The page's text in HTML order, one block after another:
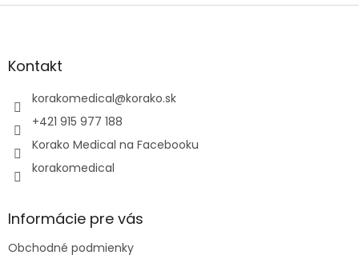
Z
äKontakt
korakomedical@korako.sk
+421 915 977 188
Korako Medical na Facebooku
korakomedical
Informácie pre vás
Obchodné podmienky